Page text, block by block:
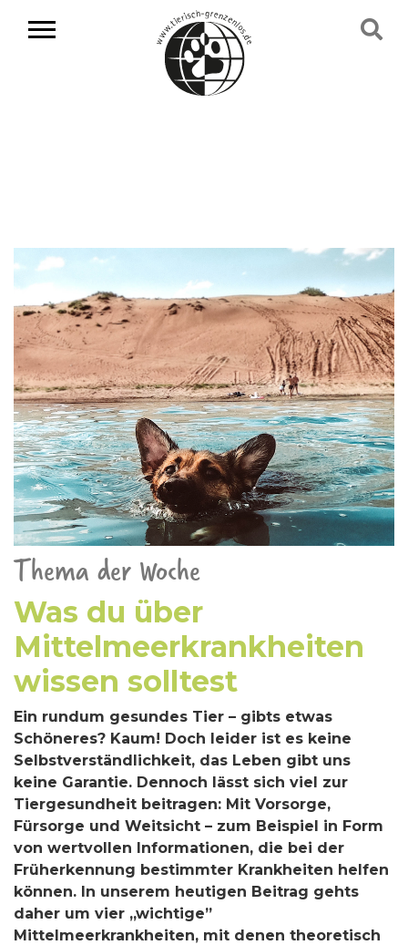
Thema der Woche
Was du über
Mittelmeerkrankheiten
wissen solltest
Ein rundum gesundes Tier – gibts etwas
Schöneres? Kaum! Doch leider ist es keine
Selbstverständlichkeit, das Leben gibt uns
keine Garantie. Dennoch lässt sich viel zur
Tiergesundheit beitragen: Mit Vorsorge,
Fürsorge und Weitsicht – zum Beispiel in Form
von wertvollen Informationen, die bei der
Früherkennung bestimmter Krankheiten helfen
können. In unserem heutigen Beitrag gehts
daher um vier „wichtige”
Mittelmeerkrankheiten, mit denen theoretisch